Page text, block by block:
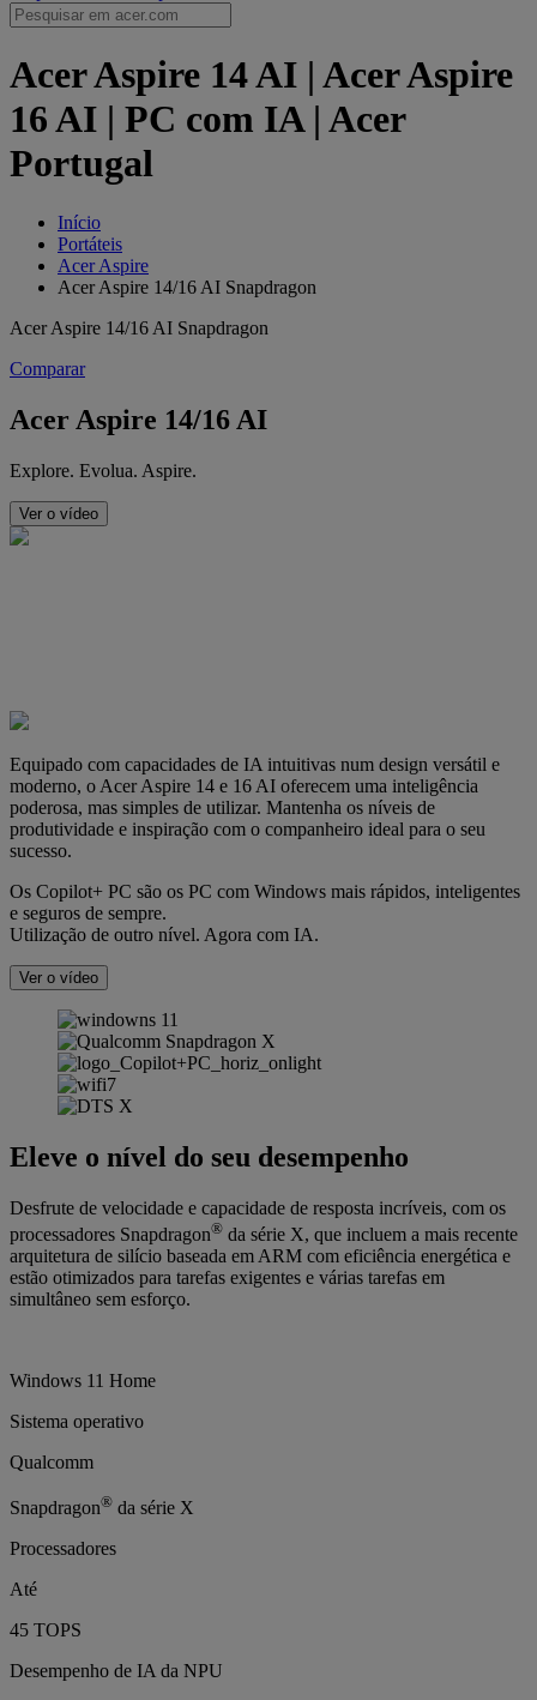
Acer Aspire 14 AI | Acer Aspire
16 AI | PC com IA | Acer
Portugal
Início
Portáteis
Acer Aspire
Acer Aspire 14/16 AI Snapdragon
Acer Aspire 14/16 AI Snapdragon
Comparar
Acer Aspire 14/16 AI
Explore. Evolua. Aspire.
Ver o vídeo
Equipado com capacidades de IA intuitivas num design versátil e
moderno, o Acer Aspire 14 e 16 AI oferecem uma inteligência
poderosa, mas simples de utilizar. Mantenha os níveis de
produtividade e inspiração com o companheiro ideal para o seu
sucesso.
Os Copilot+ PC são os PC com Windows mais rápidos, inteligentes
e seguros de sempre.
Utilização de outro nível. Agora com IA.
Ver o vídeo
Eleve o nível do seu desempenho
Desfrute de velocidade e capacidade de resposta incríveis, com os
processadores Snapdragon® da série X, que incluem a mais recente
arquitetura de silício baseada em ARM com eficiência energética e
estão otimizados para tarefas exigentes e várias tarefas em
simultâneo sem esforço.
Windows 11 Home
Sistema operativo
Qualcomm
Snapdragon® da série X
Processadores
Até
45 TOPS
Desempenho de IA da NPU